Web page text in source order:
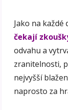
Jako na každé
čekají
odvahu a
zranitelnosti,
nejvyšší
naprosto za